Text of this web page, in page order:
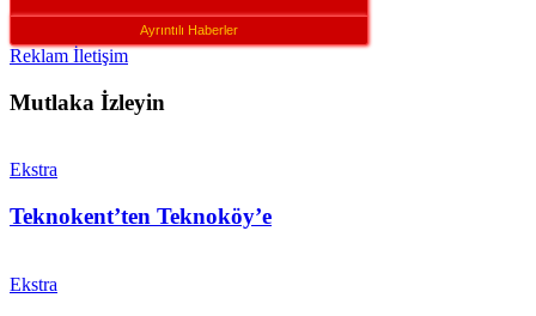
Ayrıntılı Haberler
Reklam İletişim
Mutlaka İzleyin
Ekstra
Teknokent’ten Teknoköy’e
Ekstra